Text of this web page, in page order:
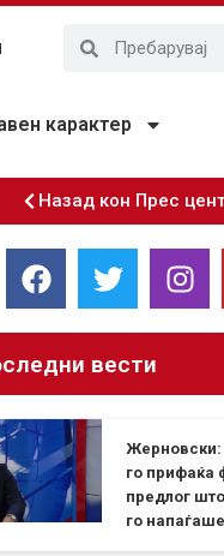
карактер
Назад кон Прес
вести
Жерновски:
го прифаќа
предлог
го напаѓаше